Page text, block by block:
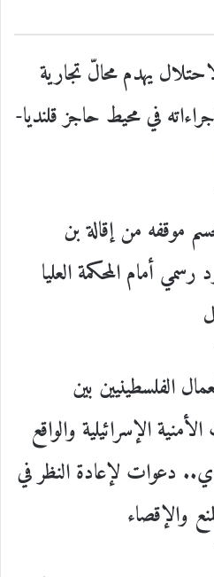
يهدم محالّ تجارية
في محيط حاجز قلنديا-
موقفه من إقالة بن
أمام المحكمة العليا
الفلسطينيين بين
الإسرائيلية والواقع
دعوات لإعادة النظر في
والإقصاء